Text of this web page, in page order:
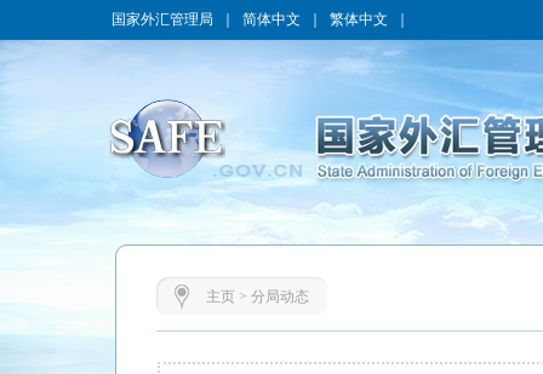
国家外汇管理局 简体中文 繁体中文
主页> 分局动态